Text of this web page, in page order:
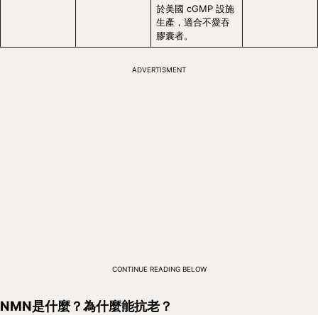
於美國 cGMP 設施
生產，適合不愛吞
膠囊者。
ADVERTISMENT
CONTINUE READING BELOW
NMN是什麼？為什麼能抗老？